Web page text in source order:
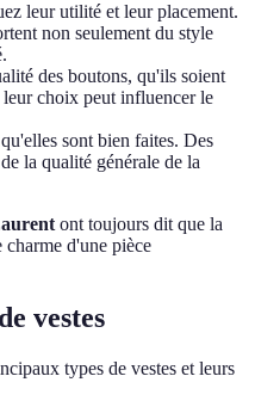
leur utilité et leur placement.
non seulement du style
des boutons, qu'ils soient
choix peut influencer le
sont bien faites. Des
la qualité générale de la
ont toujours dit que la
d'une pièce
vestes
types de vestes et leurs